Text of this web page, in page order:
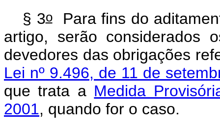
§ 3oPara fins do
artigo, serão considerados
devedores das obrigações
Lei nº 9.496, de 11 de
que trata a Medida
2001, quando for o caso.